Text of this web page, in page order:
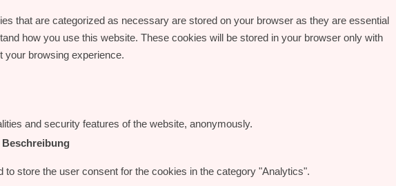
that are categorized as necessary are stored on your browser as they are essential
how you use this website. These cookies will be stored in your browser only with
your browsing experience.
and security features of the website, anonymously.
Beschreibung
store the user consent for the cookies in the category "Analytics".